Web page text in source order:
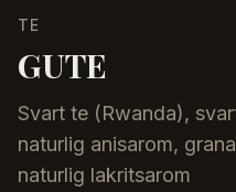
TE
GUTE
Svart te (Rwanda),
naturlig anisarom,
naturlig lakritsarom